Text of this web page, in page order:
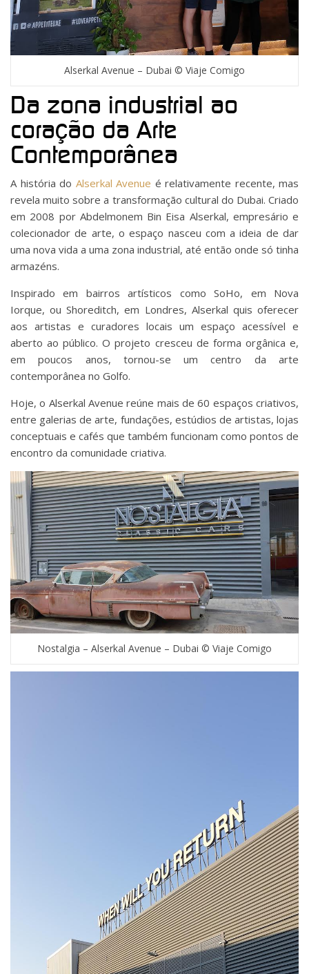
Alserkal Avenue – Dubai © Viaje Comigo
Da zona industrial ao
coração da Arte
Contemporânea
A história do Alserkal Avenue é relativamente recente, mas
revela muito sobre a transformação cultural do Dubai. Criado
em 2008 por Abdelmonem Bin Eisa Alserkal, empresário e
colecionador de arte, o espaço nasceu com a ideia de dar
uma nova vida a uma zona industrial, até então onde só tinha
armazéns.
Inspirado em bairros artísticos como SoHo, em Nova
Iorque, ou Shoreditch, em Londres, Alserkal quis oferecer
aos artistas e curadores locais um espaço acessível e
aberto ao público. O projeto cresceu de forma orgânica e,
em poucos anos, tornou-se um centro da arte
contemporânea no Golfo.
Hoje, o Alserkal Avenue reúne mais de 60 espaços criativos,
entre galerias de arte, fundações, estúdios de artistas, lojas
conceptuais e cafés que também funcionam como pontos de
encontro da comunidade criativa.
Nostalgia – Alserkal Avenue – Dubai © Viaje Comigo